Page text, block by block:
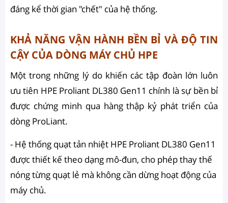
đáng kể thời gian "chết" của hệ thống.
KHẢ NĂNG VẬN HÀNH BỀN BỈ VÀ ĐỘ TIN
CẬY CỦA DÒNG MÁY CHỦ HPE
Một trong những lý do khiến các tập đoàn lớn luôn
ưu tiên HPE Proliant DL380 Gen11 chính là sự bền bỉ
được chứng minh qua hàng thập kỷ phát triển của
dòng ProLiant.
- Hệ thống quạt tản nhiệt HPE Proliant DL380 Gen11
được thiết kế theo dạng mô-đun, cho phép thay thế
nóng từng quạt lẻ mà không cần dừng hoạt động của
máy chủ.